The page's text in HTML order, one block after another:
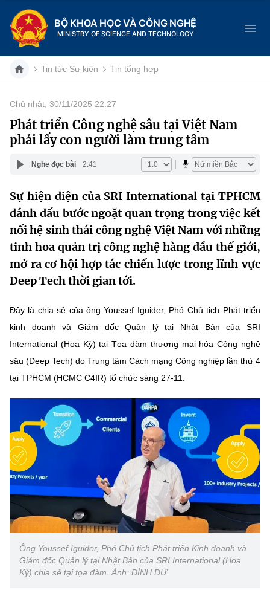
BỘ KHOA HỌC VÀ CÔNG NGHỆ
MINISTRY OF SCIENCE AND TECHNOLOGY
Danh mục
Trang chủ
Giới thiệu
Chức năng nhiệm vụ
Cơ cấu tổ chức
Lịch sử phát triển
Sở Khoa học và Công nghệ
Tin tức sự kiện
Khoa học và Công nghệ
Đổi mới sáng tạo
Chuyển đổi số
Bưu chính, Viễn thông
Sở hữu trí tuệ
Tiêu chuẩn, đo lường, chất lượng
Năng lượng nguyên tử
Tin tổng hợp
Tin địa phương
Dịch vụ công
Hệ thống văn bản
Văn bản QPPL
Văn bản chỉ đạo điều hành
Lấy ý kiến người dân về dự thảo VBQPPL
MST IOFFICE
THỐNG KÊ
Khoa học và Công nghệ
Chuyển đổi số
Bưu chính, Viễn thông
Sở hữu trí tuệ
Tiêu chuẩn, đo lường, chất lượng
Năng lượng nguyên tử
Multimedia
THƯ ĐIỆN TỬ
Videos
Infographic
Ảnh
Voice
Nhiệm vụ trọng tâm
Chọn ngôn ngữ
Vietnamese
Tin tức Sự kiện Tin tổng hợp
Chủ nhật, 30/11/2025 22:27
Phát triển Công nghệ sâu tại Việt Nam
phải lấy con người làm trung tâm
Nghe đọc bài 2:41
Sự hiện diện của SRI International tại TPHCM
đánh dấu bước ngoặt quan trọng trong việc kết
nối hệ sinh thái công nghệ Việt Nam với những
tinh hoa quản trị công nghệ hàng đầu thế giới,
mở ra cơ hội hợp tác chiến lược trong lĩnh vực
Deep Tech thời gian tới.
Đây là chia sẻ của ông Youssef Iguider, Phó Chủ tịch Phát triển
kinh doanh và Giám đốc Quản lý tại Nhật Bản của SRI
International (Hoa Kỳ) tại Tọa đàm thương mại hóa Công nghệ
sâu (Deep Tech) do Trung tâm Cách mạng Công nghiệp lần thứ 4
tại TPHCM (HCMC C4IR) tổ chức sáng 27-11.
Ông Youssef Iguider, Phó Chủ tịch Phát triển Kinh doanh và
Giám đốc Quản lý tại Nhật Bản của SRI International (Hoa
Kỳ) chia sẻ tại tọa đàm. Ảnh: ĐÌNH DƯ